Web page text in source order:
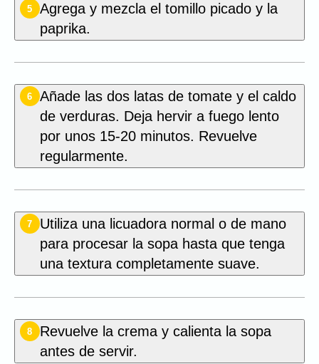
5
Agrega y mezcla el tomillo picado y la
paprika.
6
Añade las dos latas de tomate y el caldo
de verduras. Deja hervir a fuego lento
por unos 15-20 minutos. Revuelve
regularmente.
7
Utiliza una licuadora normal o de mano
para procesar la sopa hasta que tenga
una textura completamente suave.
8
Revuelve la crema y calienta la sopa
antes de servir.